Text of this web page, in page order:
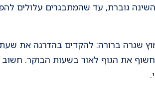
גוברת, עד שהמתבגרים עלולים
שגרה ברורה: להקדים בהדרגה את
את הגוף לאור בשעות הבוקר. חשוב